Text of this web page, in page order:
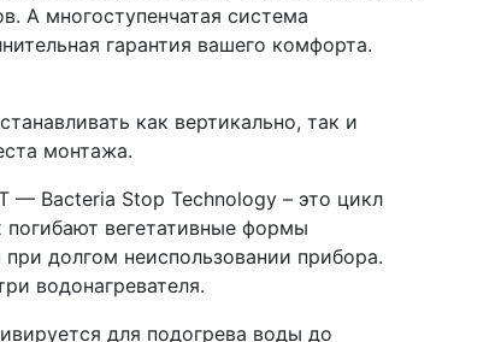
А многоступенчатая система
гарантия вашего комфорта.
как вертикально, так и
монтажа.
— Bacteria Stop Technology – это цикл
вегетативные формы
долгом неиспользовании прибора.
водонагревателя.
для подогрева воды до